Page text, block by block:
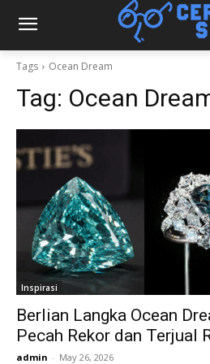
Tags Ocean Dream
Tag: Ocean
Inspirasi
Berlian Langka Ocean
Pecah Rekor dan Terjual
admin - May 26, 2026